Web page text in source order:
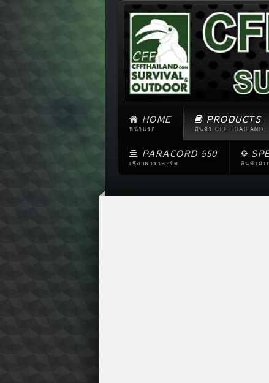
HOME
หน้าแรก
PRODUCTS
สินค้า CFF THAILAND
PARACORD 550
เชือกพาราคอร์ด สินค้าฝา